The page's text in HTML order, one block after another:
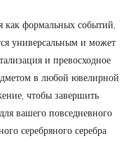
как формальных событий,
универсальным и может
и превосходное
в любой ювелирной
чтобы завершить
вашего повседневного
серебряного серебра